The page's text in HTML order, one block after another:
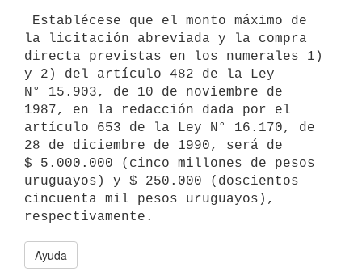
Establécese que el monto máximo de
la licitación abreviada y la compra
directa previstas en los numerales 1)
y 2) del artículo 482 de la Ley
N° 15.903, de 10 de noviembre de
1987, en la redacción dada por el
artículo 653 de la Ley N° 16.170, de
28 de diciembre de 1990, será de
$ 5.000.000 (cinco millones de pesos
uruguayos) y $ 250.000 (doscientos
cincuenta mil pesos uruguayos),
Ayuda